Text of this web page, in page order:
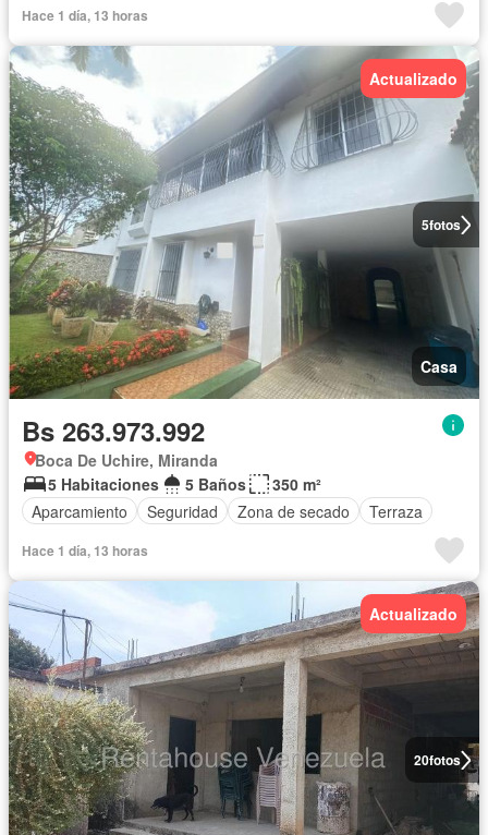
Hace 1 día, 13 horas
5fotos
Actualizado
Casa
Bs 263.973.992
Boca De Uchire, Miranda
5 Habitaciones
5 Baños
350 m²
Aparcamiento
Seguridad Zona de secado Terraza
Hace 1 día, 13 horas
20fotos
Actualizado